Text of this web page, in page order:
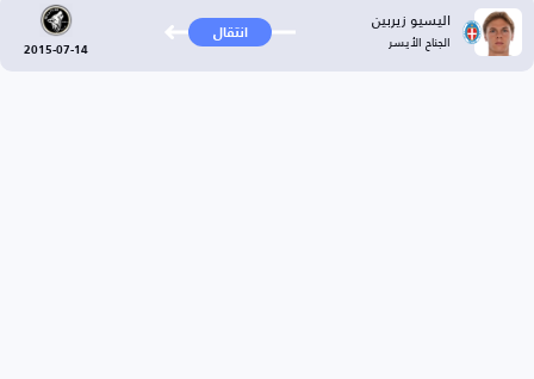
اليسيو زيربين
الجناح الأيسر انتقال
2015-07-14